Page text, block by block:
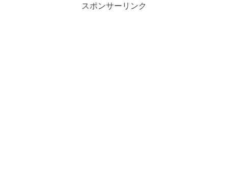
スポンサーリンク